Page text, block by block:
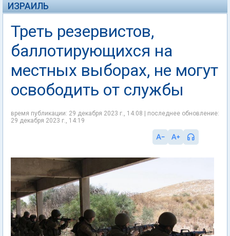
ИЗРАИЛЬ
Треть резервистов,
баллотирующихся на
местных выборах, не могут
освободить от службы
время публикации: 29 декабря 2023 г., 14:08 | последнее обновление:
29 декабря 2023 г., 14:19